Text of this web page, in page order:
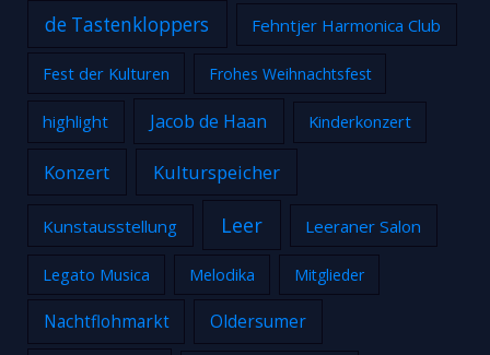
de Tastenkloppers Fehntjer Harmonica Club
Fest der Kulturen Frohes Weihnachtsfest
highlight Jacob de Haan Kinderkonzert
Konzert Kulturspeicher
Kunstausstellung Leer Leeraner Salon
Legato Musica Melodika Mitglieder
Nachtflohmarkt Oldersumer